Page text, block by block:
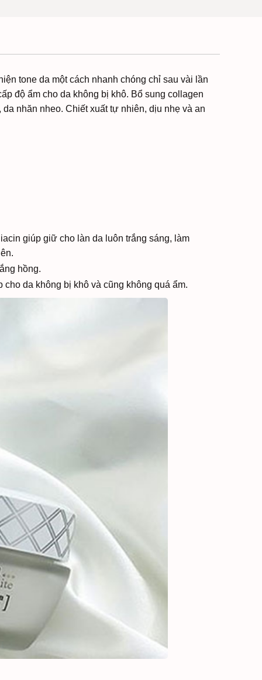
tone da một cách nhanh chóng chỉ sau vài lần
độ ẩm cho da không bị khô. Bổ sung collagen
nhăn nheo. Chiết xuất tự nhiên, dịu nhẹ và an
giúp giữ cho làn da luôn trắng sáng, làm
hồng.
da không bị khô và cũng không quá ẩm.